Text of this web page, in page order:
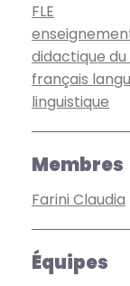
FLE
didactique
français
linguistique
Membres
Farini Claudia
Équipes